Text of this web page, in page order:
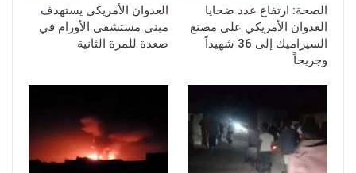
الصحة: ارتفاع عدد ضحايا
العدوان الأمريكي على مصنع
السيراميك إلى 36 شهيداً
وجريحاً
العدوان الأمريكي يستهدف
مبنى مستشفى الأورام في
صعدة للمرة الثانية